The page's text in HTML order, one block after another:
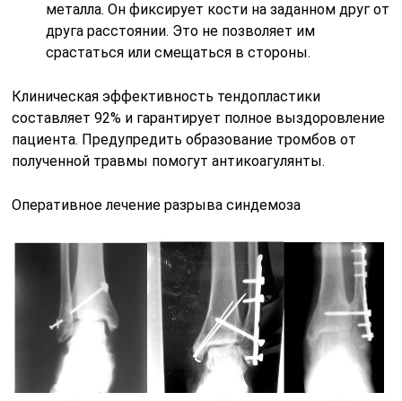
металла. Он фиксирует кости на заданном друг от
друга расстоянии. Это не позволяет им
срастаться или смещаться в стороны.
Клиническая эффективность тендопластики
составляет 92% и гарантирует полное выздоровление
пациента. Предупредить образование тромбов от
полученной травмы помогут антикоагулянты.
Оперативное лечение разрыва синдемоза